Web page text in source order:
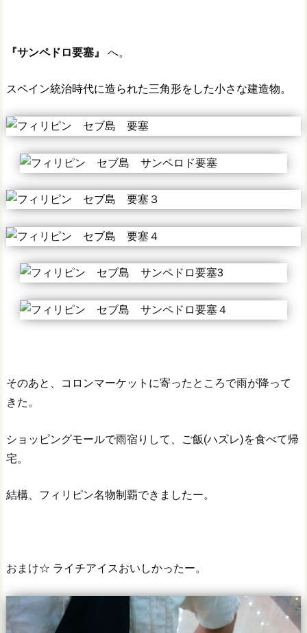
『サンペドロ要塞』 へ。
スペイン統治時代に造られた三角形をした小さな建造物。
そのあと、コロンマーケットに寄ったところで雨が降って
きた。
ショッピングモールで雨宿りして、ご飯(ハズレ)を食べて帰
宅。
結構、フィリピン名物制覇できましたー。
おまけ☆ ライチアイスおいしかったー。